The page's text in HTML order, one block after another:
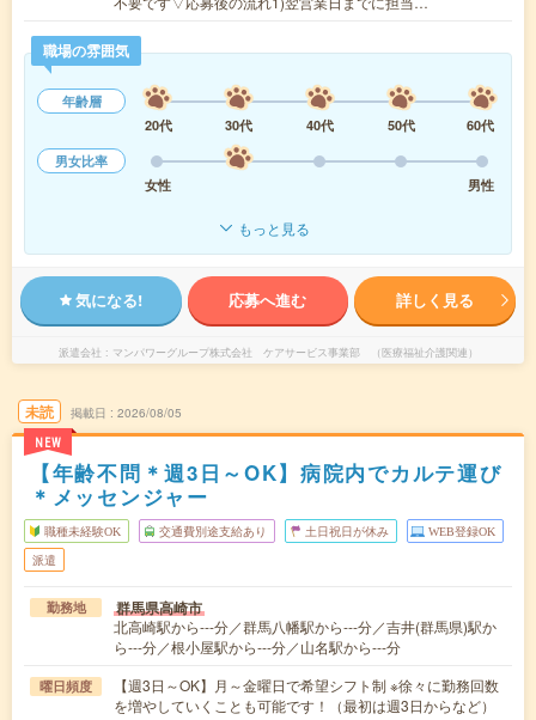
職場の雰囲気
年齢層
20代
30代 40代 50代
60代
男女比率
女性
男性
もっと見る
気になる! 応募へ進む 詳しく見る
派遣会社 マンパワーグループ株式会社 ケアサービス事業部 （医療福祉介護関連）
未読
NEW
掲載日 2026/08/05
【年齢不問＊週3日～OK】病院内でカルテ運び
＊メッセンジャー
職種未経験OK 交通費別途支給あり 土日祝日が休み WEB登録OK
派遣
勤務地 群馬県高崎市
北高崎駅から---分／群馬八幡駅から---分／吉井(群馬県)駅か
ら---分／根小屋駅から---分／山名駅から---分
曜日頻度
【週3日～OK】月～金曜日で希望シフト制 ※徐々に勤務回数
を増やしていくことも可能です！（最初は週3日からなど）